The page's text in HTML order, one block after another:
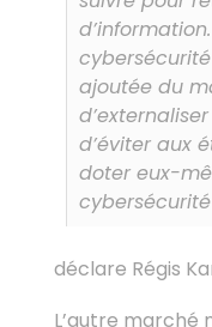
ajoutée du
d’éviter aux
doter eux-
cybersécurité
déclare Régis
L’autre marché